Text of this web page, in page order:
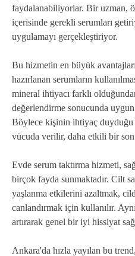
faydalanabiliyorlar. Bir uzman,
içerisinde gerekli serumları
uygulamayı gerçekleştiriyor.
Bu hizmetin en büyük
hazırlanan serumların
mineral ihtiyacı farklı
değerlendirme sonucunda
Böylece kişinin ihtiyaç
vücuda verilir, daha etkili bir
Evde serum taktırma hizmeti,
birçok fayda sunmaktadır. Cilt
yaşlanma etkilerini azaltmak,
canlandırmak için kullanılır.
artırarak genel bir iyi hissiyat
Ankara'da hızla yayılan bu